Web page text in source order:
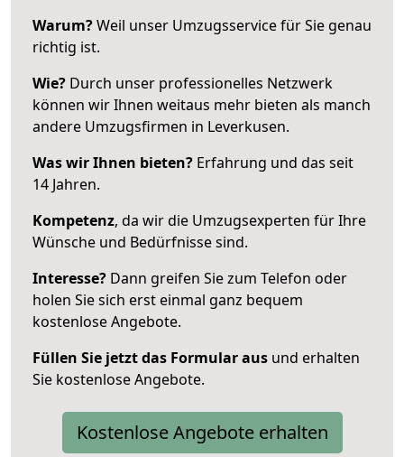
Warum?Weil unser Umzugsservice für Sie genau
richtig ist.
Wie? Durch unser professionelles Netzwerk
können wir Ihnen weitaus mehr bieten als manch
andere Umzugsfirmen in Leverkusen.
Was wir Ihnen bieten? Erfahrung und das seit
14 Jahren.
Kompetenz, da wir die Umzugsexperten für Ihre
Wünsche und Bedürfnisse sind.
Interesse? Dann greifen Sie zum Telefon oder
holen Sie sich erst einmal ganz bequem
kostenlose Angebote.
Füllen Sie jetzt das Formular aus und erhalten
Sie kostenlose Angebote.
Kostenlose Angebote erhalten